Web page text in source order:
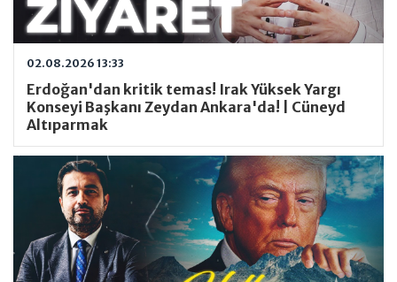
02.08.2026 13:33
Erdoğan'dan kritik temas! Irak Yüksek Yargı
Konseyi Başkanı Zeydan Ankara'da! | Cüneyd
Altıparmak